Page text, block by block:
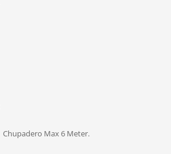
Chupadero Max 6 Meter.